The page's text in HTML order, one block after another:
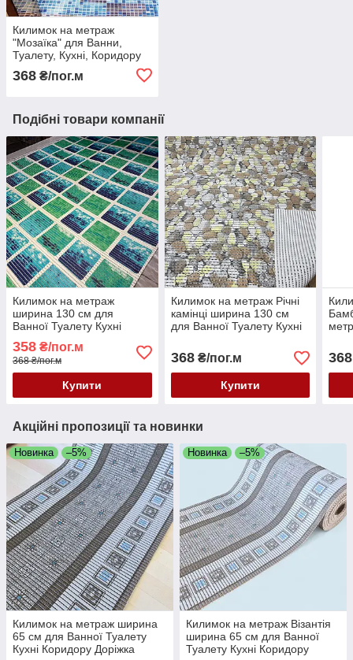
Килимок на метраж
"Мозаїка" для Ванни,
Туалету, Кухні, Коридору
368 ₴/пог.м
Подібні товари компанії
Килимок на метраж
ширина 130 см для
Ванної Туалету Кухні
Коридору Доріжка Аквамат
358 ₴/пог.м
368 ₴/пог.м
Купити
Килимок на метраж Річні
камінці ширина 130 см
для Ванної Туалету Кухні
368₴/пог.м
Купити
368
Акційні пропозиції та новинки
Новинка –5%
Килимок на метраж ширина
65 см для Ванної Туалету
Кухні Коридору Доріжка
Новинка –5%
Килимок на метраж Візантія
ширина 65 см для Ванної
Туалету Кухні Коридору